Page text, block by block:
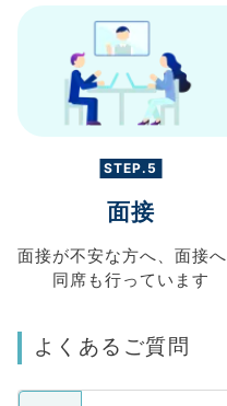
STEP.5
面接
面接が不安な方へ、 面接
同席も行っています
よくあるご質問